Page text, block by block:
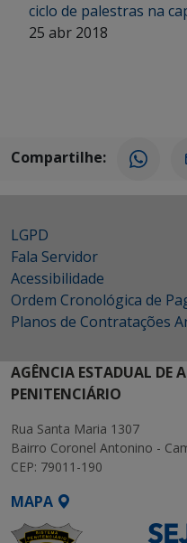
ciclo de palestras na
25 abr 2018
Compartilhe:
LGPD
Fala Servidor
Acessibilidade
Ordem Cronológica de
Planos de Contratações
AGÊNCIA ESTADUAL DE
PENITENCIÁRIO
Rua Santa Maria 1307
Bairro Coronel Antonino -
CEP: 79011-190
MAPA